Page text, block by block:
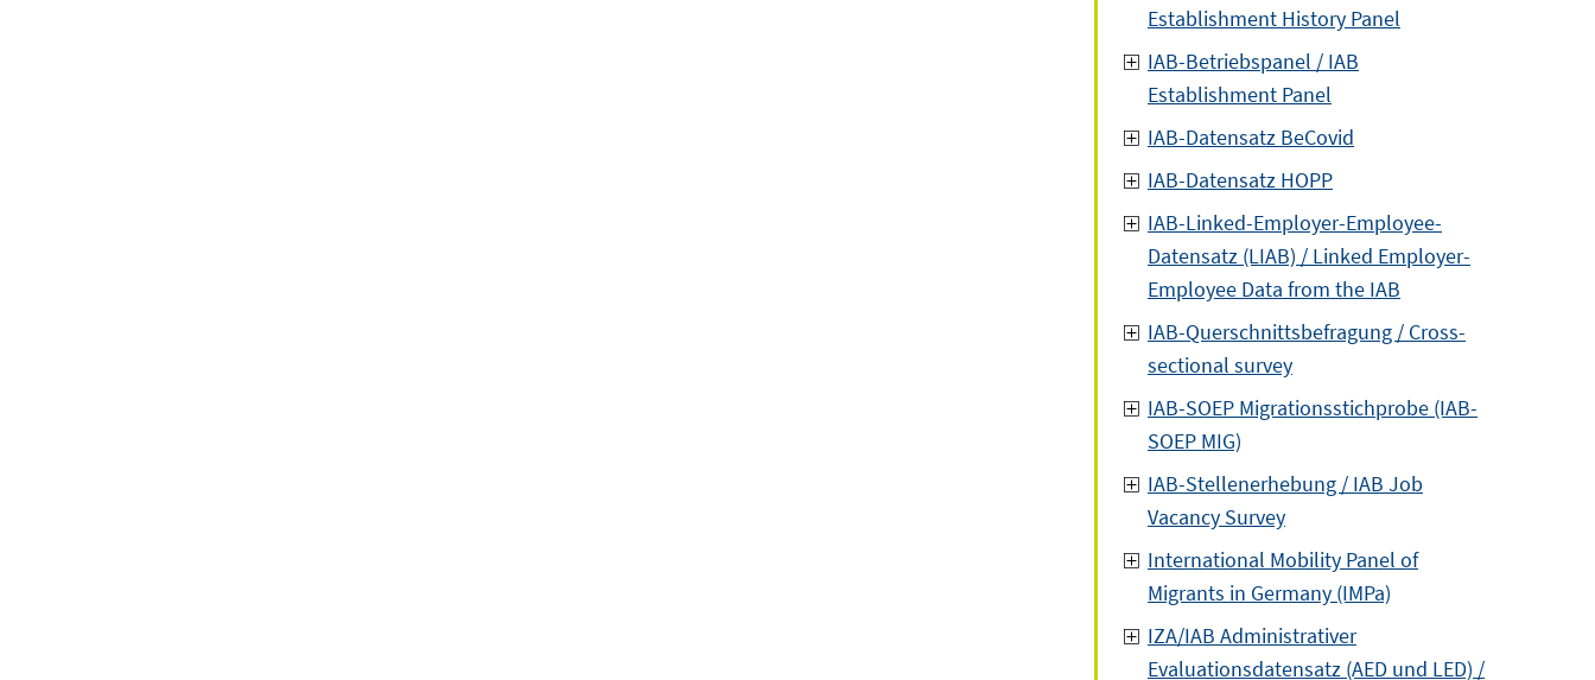
Establishment History Panel
IAB-Betriebspanel / IAB
Establishment Panel
IAB-Datensatz BeCovid
IAB-Datensatz HOPP
IAB-Linked-Employer-Employee-
Datensatz (LIAB) / Linked Employer-
Employee Data from the IAB
IAB-Querschnittsbefragung / Cross-
sectional survey
IAB-SOEP Migrationsstichprobe (IAB-
SOEP MIG)
IAB-Stellenerhebung / IAB Job
Vacancy Survey
International Mobility Panel of
Migrants in Germany (IMPa)
IZA/IAB Administrativer
Evaluationsdatensatz (AED und LED) /